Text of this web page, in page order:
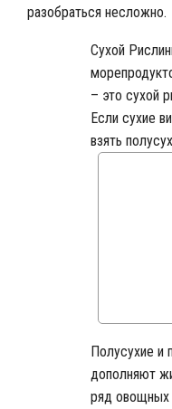
разобраться несложно.
Сухой
– это сухой
Если сухие
взять
Полусухие и
дополняют
ряд овощных